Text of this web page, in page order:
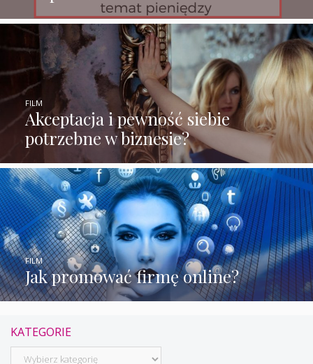
Akceptacja i pewność siebie
potrzebne w biznesie?
FILM
Jak promować firmę online?
FILM
KATEGORIE
Kategorie